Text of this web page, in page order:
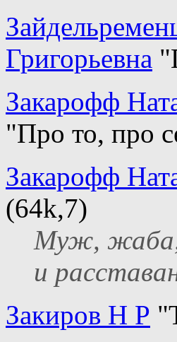
Григорьевна
Закарофф
"Про то, про
Закарофф
(64k,7)
Муж,
и
Закиров Н Р